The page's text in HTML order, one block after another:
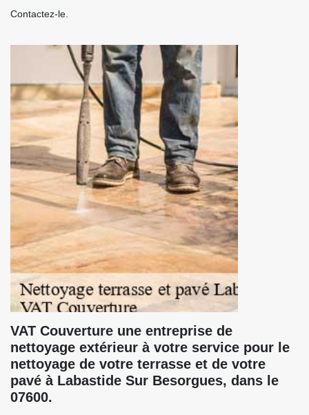
Contactez-le.
VAT Couverture une entreprise de
nettoyage extérieur à votre service pour le
nettoyage de votre terrasse et de votre
pavé à Labastide Sur Besorgues, dans le
07600.